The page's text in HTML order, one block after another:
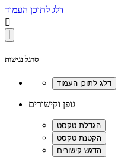
דלג לתוכן העמוד

סרגל נגישות
גופן וקישורים